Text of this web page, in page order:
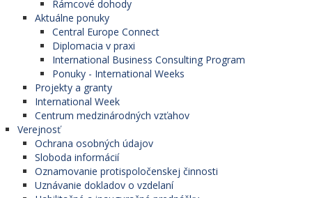
Rámcové dohody
Aktuálne ponuky
Central Europe Connect
Diplomacia v praxi
International Business Consulting Program
Ponuky - International Weeks
Projekty a granty
International Week
Centrum medzinárodných vzťahov
Verejnosť
Ochrana osobných údajov
Sloboda informácií
Oznamovanie protispoločenskej činnosti
Uznávanie dokladov o vzdelaní